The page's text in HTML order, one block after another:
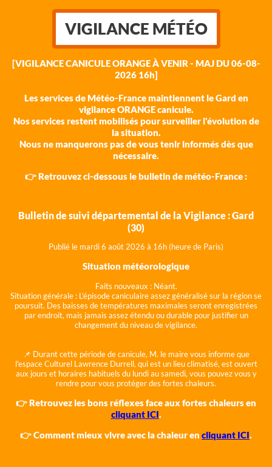
VIGILANCE MÉTÉO
[VIGILANCE CANICULE ORANGE À VENIR - MAJ DU 06-08-
2026 16h]
Les services de Météo-France maintiennent le Gard en
vigilance ORANGE canicule.
Nos services restent mobilisés pour surveiller l'évolution de
la situation.
Nous ne manquerons pas de vous tenir informés dès que
nécessaire.
👉 Retrouvez ci-dessous le bulletin de météo-France :
Bulletin de suivi départemental de la Vigilance : Gard
(30)
Publié le mardi 6 août 2026 à 16h (heure de Paris)
Situation météorologique
Faits nouveaux : Néant.
Situation générale : L'épisode caniculaire assez généralisé sur la région se
poursuit. Des baisses de températures maximales seront enregistrées
par endroit, mais jamais assez étendu ou durable pour justifier un
changement du niveau de vigilance.
📌 Durant cette période de canicule, M. le maire vous informe que
l'espace Culturel Lawrence Durrell, qui est un lieu climatisé, est ouvert
aux jours et horaires habituels du lundi au samedi, vous pouvez vous y
rendre pour vous protéger des fortes chaleurs.
👉 Retrouvez les bons réflexes face aux fortes chaleurs en
cliquant ICI.
👉 Comment mieux vivre avec la chaleur en cliquant ICI.